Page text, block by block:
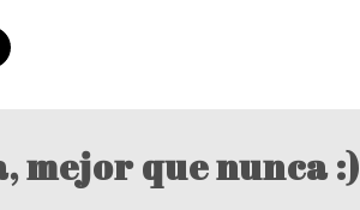
mejor que nunca :)